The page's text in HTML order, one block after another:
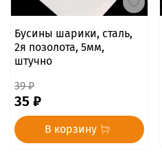
Бусины шарики, сталь,
2я позолота, 5мм,
штучно
39 ₽
35 ₽
В корзину